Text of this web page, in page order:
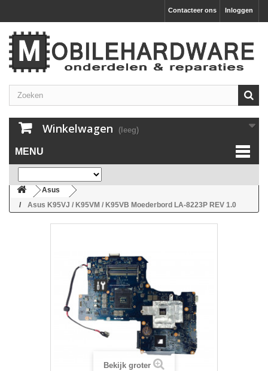
Inloggen
Contacteer ons
Winkelwagen (leeg)
MENU
Asus
Asus K95VJ / K95VM / K95VB Moederbord LA-8223P REV 1.0
Bekijk groter